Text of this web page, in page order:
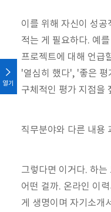
열기
이를 위해 자신이 성
적는 게 필요하다. 예
프로젝트에 대해 언급
'열심히 했다', '좋은
구체적인 평가 지점을
직무분야와 다른 내용
그렇다면 이거다. 하
어떤 걸까. 온라인 이
게 생명이며 자기소개